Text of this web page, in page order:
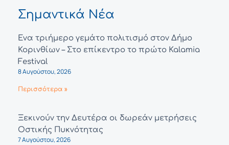
Σημαντικά Νέα
Ένα τριήμερο γεμάτο πολιτισμό στον Δήμο
Κορινθίων – Στο επίκεντρο το πρώτο Kalamia
Festival
8 Αυγούστου, 2026
Περισσότερα »
Ξεκινούν την Δευτέρα οι δωρεάν μετρήσεις
Οστικής Πυκνότητας
7 Αυγούστου, 2026